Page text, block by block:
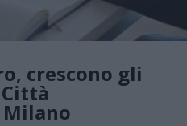
crescono gli